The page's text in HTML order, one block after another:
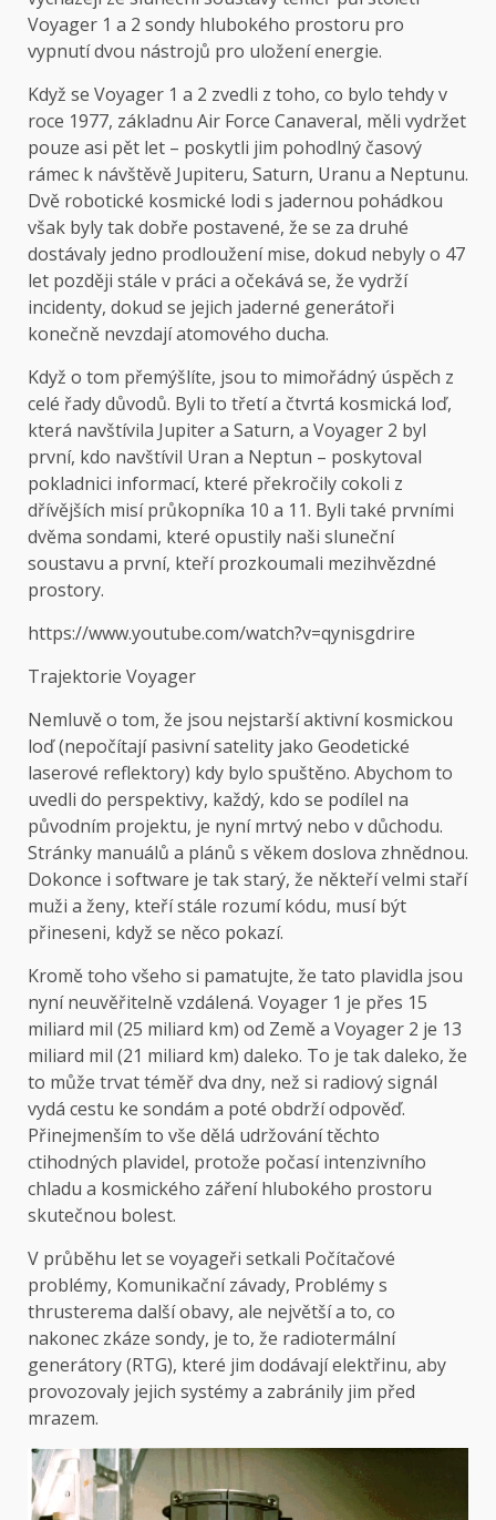
Voyager 1 a 2 sondy hlubokého prostoru pro
vypnutí dvou nástrojů pro uložení energie.
Když se Voyager 1 a 2 zvedli z toho, co bylo tehdy v
roce 1977, základnu Air Force Canaveral, měli vydržet
pouze asi pět let – poskytli jim pohodlný časový
rámec k návštěvě Jupiteru, Saturn, Uranu a Neptunu.
Dvě robotické kosmické lodi s jadernou pohádkou
však byly tak dobře postavené, že se za druhé
dostávaly jedno prodloužení mise, dokud nebyly o 47
let později stále v práci a očekává se, že vydrží
incidenty, dokud se jejich jaderné generátoři
konečně nevzdají atomového ducha.
Když o tom přemýšlíte, jsou to mimořádný úspěch z
celé řady důvodů. Byli to třetí a čtvrtá kosmická loď,
která navštívila Jupiter a Saturn, a Voyager 2 byl
první, kdo navštívil Uran a Neptun – poskytoval
pokladnici informací, které překročily cokoli z
dřívějších misí průkopníka 10 a 11. Byli také prvními
dvěma sondami, které opustily naši sluneční
soustavu a první, kteří prozkoumali mezihvězdné
prostory.
https://www.youtube.com/watch?v=qynisgdrire
Trajektorie Voyager
Nemluvě o tom, že jsou nejstarší aktivní kosmickou
loď (nepočítají pasivní satelity jako Geodetické
laserové reflektory) kdy bylo spuštěno. Abychom to
uvedli do perspektivy, každý, kdo se podílel na
původním projektu, je nyní mrtvý nebo v důchodu.
Stránky manuálů a plánů s věkem doslova zhnědnou.
Dokonce i software je tak starý, že někteří velmi staří
muži a ženy, kteří stále rozumí kódu, musí být
přineseni, když se něco pokazí.
Kromě toho všeho si pamatujte, že tato plavidla jsou
nyní neuvěřitelně vzdálená. Voyager 1 je přes 15
miliard mil (25 miliard km) od Země a Voyager 2 je 13
miliard mil (21 miliard km) daleko. To je tak daleko, že
to může trvat téměř dva dny, než si radiový signál
vydá cestu ke sondám a poté obdrží odpověď.
Přinejmenším to vše dělá udržování těchto
ctihodných plavidel, protože počasí intenzivního
chladu a kosmického záření hlubokého prostoru
skutečnou bolest.
V průběhu let se voyageři setkali Počítačové
problémy, Komunikační závady, Problémy s
thrusterema další obavy, ale největší a to, co
nakonec zkáze sondy, je to, že radiotermální
generátory (RTG), které jim dodávají elektřinu, aby
provozovaly jejich systémy a zabránily jim před
mrazem.